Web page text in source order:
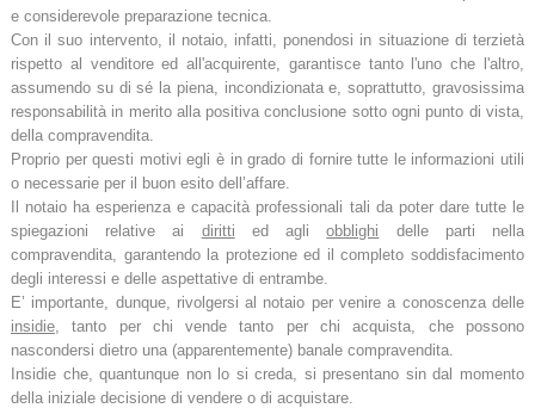
e considerevole preparazione tecnica.
Con il suo intervento, il notaio, infatti, ponendosi in situazione di terzietà
rispetto al venditore ed all'acquirente, garantisce tanto l'uno che l'altro,
assumendo su di sé la piena, incondizionata e, soprattutto, gravosissima
responsabilità in merito alla positiva conclusione sotto ogni punto di vista,
della compravendita.
Proprio per questi motivi egli è in grado di fornire tutte le informazioni utili
o necessarie per il buon esito dell’affare.
Il notaio ha esperienza e capacità professionali tali da poter dare tutte le
spiegazioni relative ai diritti ed agliobblighi delle parti nella
compravendita, garantendo la protezione ed il completo soddisfacimento
degli interessi e delle aspettative di entrambe.
E’ importante, dunque, rivolgersi al notaio per venire a conoscenza delle
insidie, tanto per chi vende tanto per chi acquista, che possono
nascondersi dietro una (apparentemente) banale compravendita.
Insidie che, quantunque non lo si creda, si presentano sin dal momento
della iniziale decisione di vendere o di acquistare.